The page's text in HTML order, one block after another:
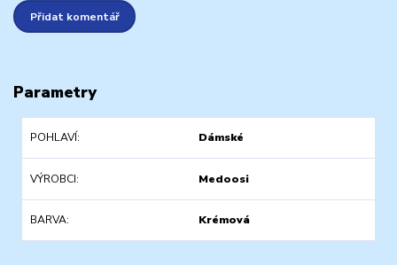
Přidat komentář
Parametry
POHLAVÍ Dámské
VÝROBCI Medoosi
BARVA Krémová